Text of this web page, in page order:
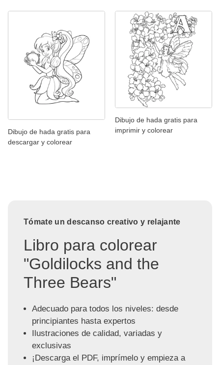
Dibujo de hada gratis para
descargar y colorear
Dibujo de hada gratis para
imprimir y colorear
Tómate un descanso creativo y relajante
Libro para colorear
"Goldilocks and the
Three Bears"
Adecuado para todos los niveles: desde
principiantes hasta expertos
Ilustraciones de calidad, variadas y
exclusivas
¡Descarga el PDF, imprímelo y empieza a